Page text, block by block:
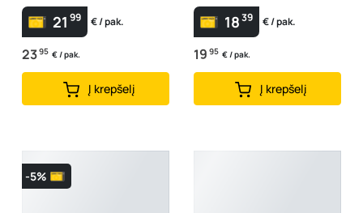
vatos plokštės, 8592874
21 99 € / pak.
2395 € / pak.
Į krepšelį
m2, universalios vatos plokštės,
3066... 1839 € / pak.
19 95 € / pak.
Į krepšelį
-5%